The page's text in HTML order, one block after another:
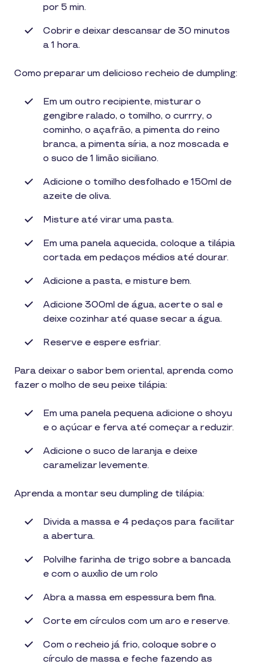
por 5 min.
Cobrir e deixar descansar de 30 minutos
a 1 hora.
Como preparar um delicioso recheio de dumpling:
Em um outro recipiente, misturar o
gengibre ralado, o tomilho, o currry, o
cominho, o açafrão, a pimenta do reino
branca, a pimenta síria, a noz moscada e
o suco de 1 limão siciliano.
Adicione o tomilho desfolhado e 150ml de
azeite de oliva.
Misture até virar uma pasta.
Em uma panela aquecida, coloque a tilápia
cortada em pedaços médios até dourar.
Adicione a pasta, e misture bem.
Adicione 300ml de água, acerte o sal e
deixe cozinhar até quase secar a água.
Reserve e espere esfriar.
Para deixar o sabor bem oriental, aprenda como
fazer o molho de seu peixe tilápia:
Em uma panela pequena adicione o shoyu
e o açúcar e ferva até começar a reduzir.
Adicione o suco de laranja e deixe
caramelizar levemente.
Aprenda a montar seu dumpling de tilápia:
Divida a massa e 4 pedaços para facilitar
a abertura.
Polvilhe farinha de trigo sobre a bancada
e com o auxílio de um rolo
Abra a massa em espessura bem fina.
Corte em círculos com um aro e reserve.
Com o recheio já frio, coloque sobre o
círculo de massa e feche fazendo as